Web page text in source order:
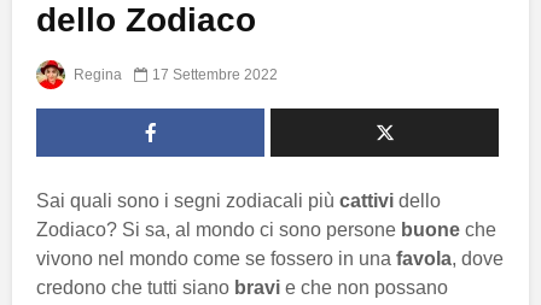
dello Zodiaco
Regina 17 Settembre 2022
Sai quali sono i segni zodiacali più cattivi dello
Zodiaco? Si sa, al mondo ci sono persone buone che
vivono nel mondo come se fossero in una favola, dove
credono che tutti siano bravi e che non possano